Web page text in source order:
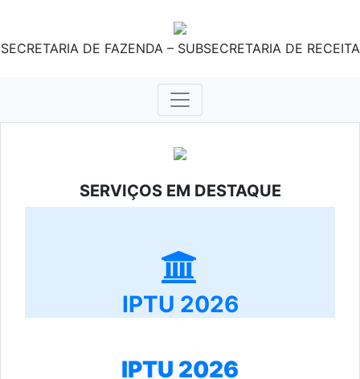
SECRETARIA DE FAZENDA – SUBSECRETARIA DE RECEITA
SERVIÇOS EM DESTAQUE
IPTU 2026
IPTU 2026